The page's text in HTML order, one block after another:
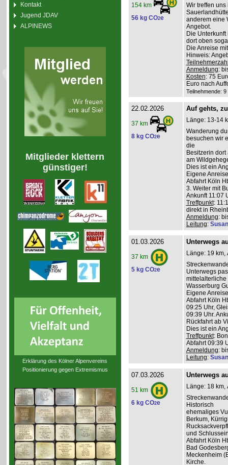
Kontakt
Jugend JDAV
ALPINEWS
Mitglieder klettern
günstiger!
Erklärung des Kölner Alpenvereins
Positionierung gegen Extremismus
154 km
56 kg CO2e
Wir treffen
anderem eine
Angebot.
Die
dort oben
Die Anreise
Hinweis:
Anmeldung:
Kosten: 75
Euro nach
Teilnehmende:
22.02.2026
37 km
8 kg CO2e
Auf gehts,
Länge: 13-14
Wanderung
besuchen wir
die
Besitzerin
am
Dies ist ein
Eigene
Abfahrt Köln
3. Weiter mit
Ankunft 11:07
Treffpunkt:
direkt in
Anmeldung:
Leitung:
01.03.2026
37 km
5 kg CO2e
Unterwegs
Länge: 19 km,
Unterwegs
mittelalterliche
Wasserburg
Eigene
Abfahrt Köln
09:25 Uhr,
09:39 Uhr.
Rückfahrt ab
Dies ist ein
Treffpunkt:
Abfahrt 09:39
Anmeldung:
Leitung:
07.03.2026
51 km
6 kg CO2e
Unterwegs
Länge: 18 km,
Historisch
ehemaliges
Berkum,
und
Abfahrt Köln
Bad
Meckenheim
Kirche.